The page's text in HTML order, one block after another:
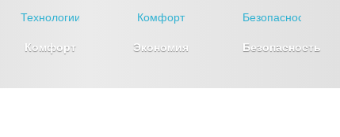
Комфорт Экономия Безопасность